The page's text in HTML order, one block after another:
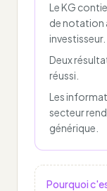
Le KG
de notation
investisseur.
Deux
réussi.
Les
secteur
générique.
Pourquoi